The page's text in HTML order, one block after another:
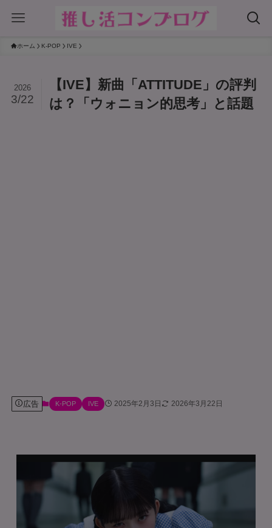
ホーム K-POP IVE
【IVE】新曲「ATTITUDE」の評判
は？「ウォニョン的思考」と話題
2026
3/22
広告 K-POP IVE 2025年2月3日 2026年3月22日